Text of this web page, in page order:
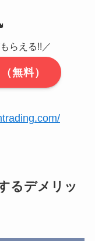
らえる!!／
無料）
るデメリッ